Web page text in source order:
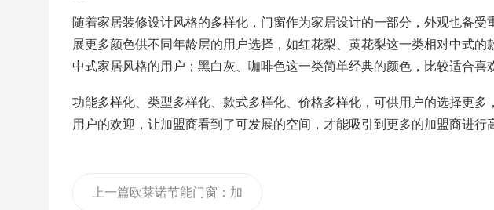
随着家居装修设计风格的多样化，门窗作为家居设计的一部分，外观也备
展更多颜色供不同年龄层的用户选择，如红花梨、黄花梨这一类相对中式
中式家居风格的用户；黑白灰、咖啡色这一类简单经典的颜色，比较适合喜
功能多样化、类型多样化、款式多样化、价格多样化，可供用户的选择更多
用户的欢迎，让加盟商看到了可发展的空间，才能吸引到更多的加盟商进行
上一篇欧莱诺节能门窗：加